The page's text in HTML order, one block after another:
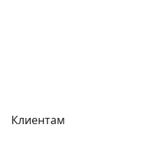
Клиентам